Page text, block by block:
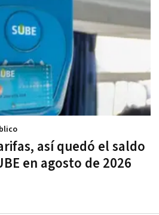
así quedó el saldo
en agosto de 2026